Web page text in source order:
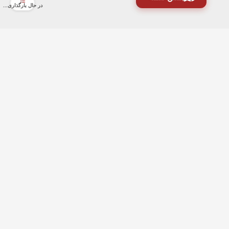
در حال بارگذاری...